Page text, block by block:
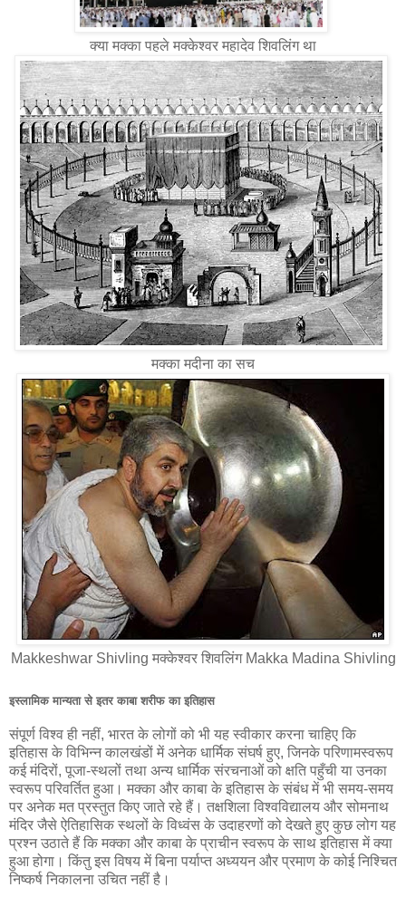
क्या मक्का पहले मक्केश्वर महादेव शिवलिंग था
मक्का मदीना का सच
Makkeshwar Shivling मक्केश्वर शिवलिंग Makka Madina Shivling
इस्लामिक मान्यता से इतर काबा शरीफ का इतिहास
संपूर्ण विश्व ही नहीं, भारत के लोगों को भी यह स्वीकार करना चाहिए कि
इतिहास के विभिन्न कालखंडों में अनेक धार्मिक संघर्ष हुए, जिनके परिणामस्वरूप
कई मंदिरों, पूजा-स्थलों तथा अन्य धार्मिक संरचनाओं को क्षति पहुँची या उनका
स्वरूप परिवर्तित हुआ। मक्का और काबा के इतिहास के संबंध में भी समय-समय
पर अनेक मत प्रस्तुत किए जाते रहे हैं। तक्षशिला विश्वविद्यालय और सोमनाथ
मंदिर जैसे ऐतिहासिक स्थलों के विध्वंस के उदाहरणों को देखते हुए कुछ लोग यह
प्रश्न उठाते हैं कि मक्का और काबा के प्राचीन स्वरूप के साथ इतिहास में क्या
हुआ होगा। किंतु इस विषय में बिना पर्याप्त अध्ययन और प्रमाण के कोई निश्चित
निष्कर्ष निकालना उचित नहीं है।